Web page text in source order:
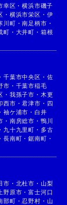
幸区 ・横浜市磯子
・ 横浜市栄区 ・ 伊
川町 ・南足柄市 ・
町 ・ 大井町 ・ 箱根
・ 千葉市中央区 ・ 佐
市 ・ 千葉市稲毛
・ 我孫子市 ・ 木更
西市 ・君津市 ・ 四
・ 袖ケ浦市 ・ 白井
・ 南房総市 ・ 鴨川
・ 九十九里町 ・ 多古
・ 長南町 ・鋸南町 ・
市 ・ 北杜市 ・ 山梨
上野原市 ・富士河口
部町 ・忍野村 ・ 山